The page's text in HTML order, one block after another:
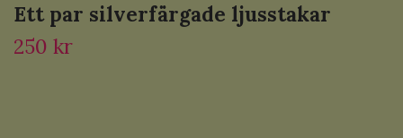
Ett par silverfärgade ljusstakar
250 kr